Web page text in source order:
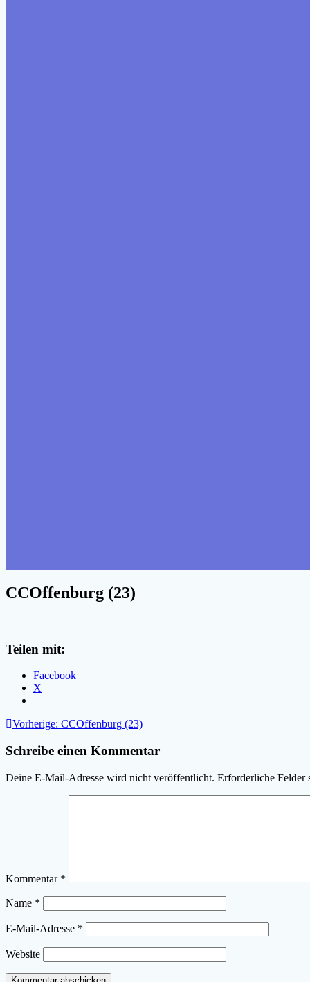
CCOffenburg (23)
Teilen mit:
Facebook
X
Beitragsnavigation
Vorherige: Vorheriger
CCOffenburg (23)
Schreibe einen Kommentar
Deine E-Mail-Adresse wird nicht veröffentlicht. Erforderliche Felder
Kommentar *
Name *
E-Mail-Adresse *
Website